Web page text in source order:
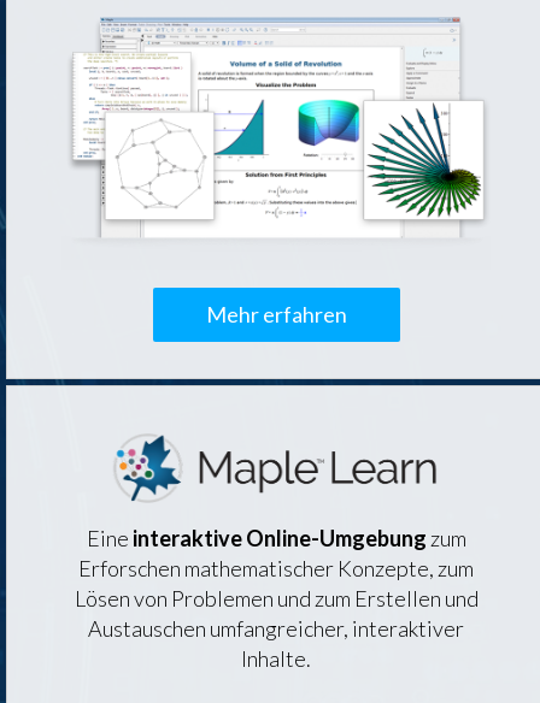
Mehr erfahren
Eine interaktive Online-Umgebung zum
Erforschen mathematischer Konzepte, zum
Lösen von Problemen und zum Erstellen und
Austauschen umfangreicher, interaktiver
Inhalte.